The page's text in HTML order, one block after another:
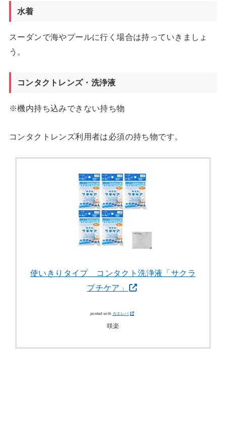
水着
スーダンで海やプールに行く場合は持っていきましょ
う。
コンタクトレンズ・洗浄液
※機内持ち込みできない持ち物
コンタクトレンズ利用者は必須の持ち物です。
使いきりタイプ コンタクト洗浄液「サクラ
プチケア」
posted with カエレバ
咲楽